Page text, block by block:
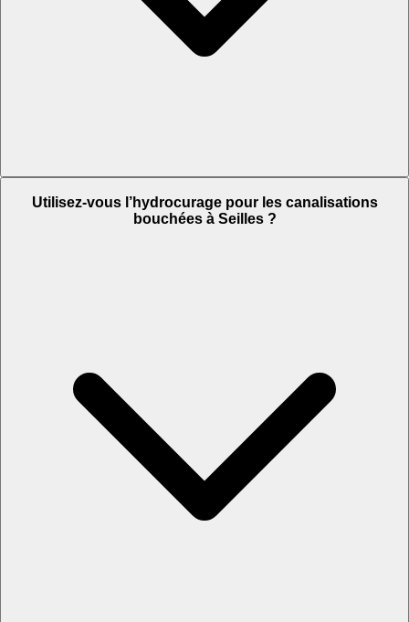
Utilisez-vous l’hydrocurage pour les canalisations
bouchées à Seilles ?